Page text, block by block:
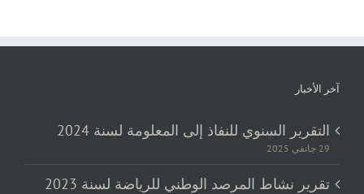
آخر الأخبار
التقرير السنوي للنفاذ إلى المعلومة لسنة 2024
29 جانفي 2025
تقرير نشاط المرصد الوطني للرياضة لسنة 2023